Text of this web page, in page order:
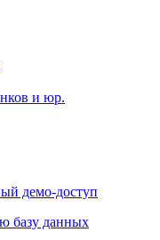
и юр.
демо-доступ
базу данных